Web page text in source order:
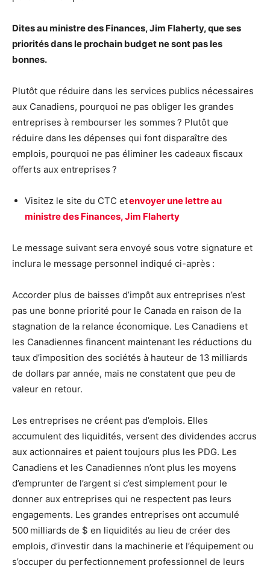
Dites au ministre des Finances, Jim Flaherty, que ses
priorités dans le prochain budget ne sont pas les
bonnes.
Plutôt que réduire dans les services publics nécessaires
aux Canadiens, pourquoi ne pas obliger les grandes
entreprises à rembourser les sommes ? Plutôt que
réduire dans les dépenses qui font disparaître des
emplois, pourquoi ne pas éliminer les cadeaux fiscaux
offerts aux entreprises ?
Visitez le site du CTC etenvoyer une lettre au
ministre des Finances, Jim Flaherty
Le message suivant sera envoyé sous votre signature et
inclura le message personnel indiqué ci-après :
Accorder plus de baisses d’impôt aux entreprises n’est
pas une bonne priorité pour le Canada en raison de la
stagnation de la relance économique. Les Canadiens et
les Canadiennes financent maintenant les réductions du
taux d’imposition des sociétés à hauteur de 13 milliards
de dollars par année, mais ne constatent que peu de
valeur en retour.
Les entreprises ne créent pas d’emplois. Elles
accumulent des liquidités, versent des dividendes accrus
aux actionnaires et paient toujours plus les PDG. Les
Canadiens et les Canadiennes n’ont plus les moyens
d’emprunter de l’argent si c’est simplement pour le
donner aux entreprises qui ne respectent pas leurs
engagements. Les grandes entreprises ont accumulé
500 milliards de $ en liquidités au lieu de créer des
emplois, d’investir dans la machinerie et l’équipement ou
s’occuper du perfectionnement professionnel de leurs